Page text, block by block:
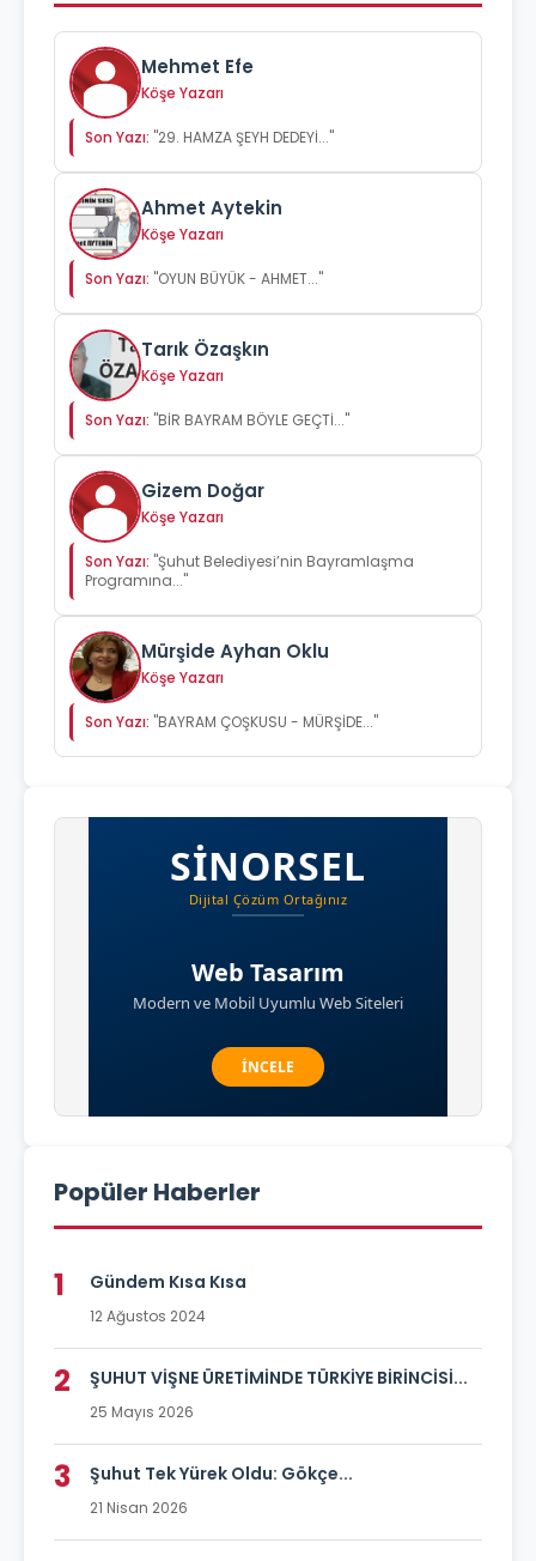
Mehmet Efe
Köşe Yazarı
Son Yazı: "29. HAMZA ŞEYH DEDEYİ..."
Ahmet Aytekin
Köşe Yazarı
Son Yazı: "OYUN BÜYÜK - AHMET..."
Tarık Özaşkın
Köşe Yazarı
Son Yazı: "BİR BAYRAM BÖYLE GEÇTİ..."
Gizem Doğar
Köşe Yazarı
Son Yazı: "Şuhut Belediyesi’nin Bayramlaşma
Programına..."
Mürşide Ayhan Oklu
Köşe Yazarı
Son Yazı: "BAYRAM ÇOŞKUSU - MÜRŞİDE..."
Popüler Haberler
1 Gündem Kısa Kısa
12 Ağustos 2024
2 ŞUHUT VİŞNE ÜRETİMİNDE TÜRKİYE BİRİNCİSİ...
25 Mayıs 2026
3 Şuhut Tek Yürek Oldu: Gökçe...
21 Nisan 2026